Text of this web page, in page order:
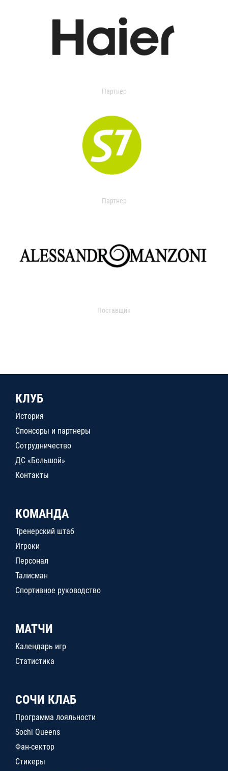
Партнер
Партнер
Поставщик
КЛУБ
История
Спонсоры и партнеры
Сотрудничество
ДС «Большой»
Контакты
КОМАНДА
Тренерский штаб
Игроки
Персонал
Талисман
Спортивное руководство
МАТЧИ
Календарь игр
Статистика
СОЧИ КЛАБ
Программа лояльности
Sochi Queens
Фан-сектор
Стикеры